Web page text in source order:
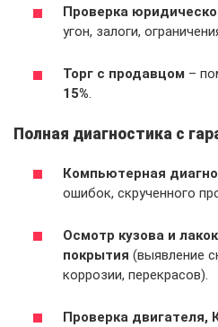
Проверка
угон, залоги,
Торг с продавцом –
15%.
Полная диагностика с
Компьютерная
ошибок, скрученного
Осмотр кузова и
покрытия (выявление
коррозии, перекрасов).
Проверка двигателя,